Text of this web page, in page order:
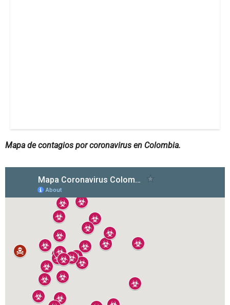
Mapa de contagios por coronavirus en Colombia.